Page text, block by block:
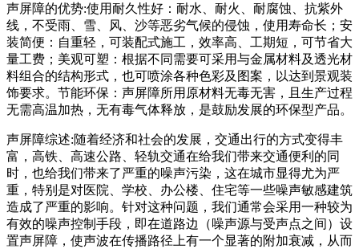
声屏障的优势:使用耐久性好：耐水、耐火、耐腐蚀、抗紫外
线，不受雨、雪、风、沙等恶劣气候的侵蚀，使用寿命长；安
装简便：自重轻，可装配式施工，效率高、工期短，可节省大
量工费；美观可塑：根据不同需要可采用与金属材料及透光材
料组合的结构形式，也可喷涂各种色彩及图案，以达到景观装
饰要求。节能环保：声屏障所用原材料无毒无害，且生产过程
无需高温加热，无有毒气体释放，是鼓励发展的环保型产品。
声屏障综述:随着经济和社会的发展，交通出行的方式变得丰
富，高铁、高速公路、轻轨交通在给我们带来交通便利的同
时，也给我们带来了严重的噪声污染，这在城市显得尤为严
重，特别是对医院、学校、办公楼、住宅等一些噪声敏感建筑
造成了严重的影响。针对这种问题，我们通常会采用一种较为
有效的噪声控制手段，即在道路边（噪声源与受声点之间）设
置声屏障，使声波在传播路径上有一个显著的附加衰减，从而